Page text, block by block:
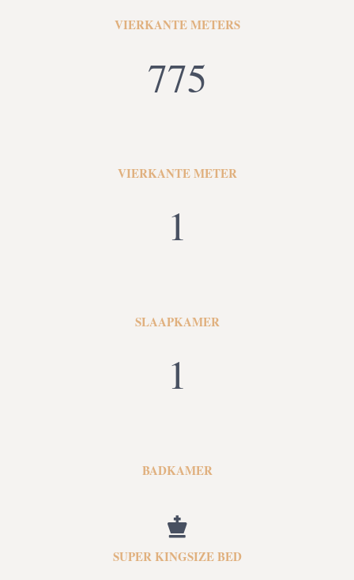
VIERKANTE METERS
775
VIERKANTE METER
1
SLAAPKAMER
1
BADKAMER
SUPER KINGSIZE BED